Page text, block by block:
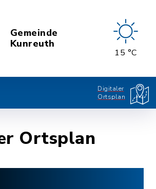
Gemeinde
Kunreuth
15 °C
Digitaler
Ortsplan
Ortsplan